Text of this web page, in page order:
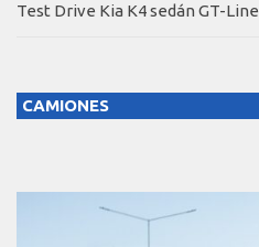
Test Drive Kia K4 sedán GT-Line
CAMIONES